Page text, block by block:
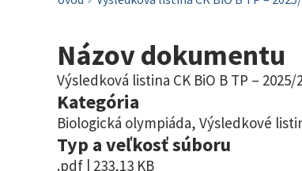
Názov dokumentu
Výsledková listina CK BiO B TP – 2025/
Kategória
Biologická olympiáda, Výsledkové
Typ a veľkosť súboru
.pdf | 233,13 KB